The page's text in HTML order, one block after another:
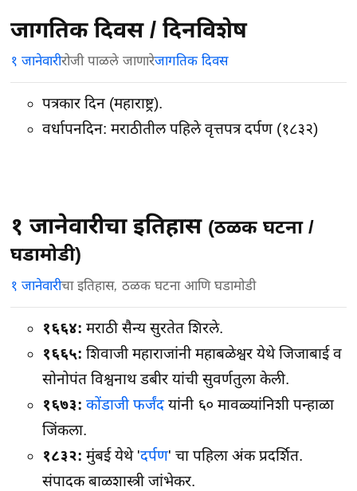
जागतिक दिवस / दिनविशेष
१ जानेवारीरोजी पाळले जाणारेजागतिक दिवस
पत्रकार दिन (महाराष्ट्र).
वर्धापनदिन: मराठीतील पहिले वृत्तपत्र दर्पण (१८३२)
१ जानेवारीचा इतिहास (ठळक घटना /
घडामोडी)
१ जानेवारीचा इतिहास, ठळक घटना आणि घडामोडी
१६६४: मराठी सैन्य सुरतेत शिरले.
१६६५: शिवाजी महाराजांनी महाबळेश्वर येथे जिजाबाई व
सोनोपंत विश्वनाथ डबीर यांची सुवर्णतुला केली.
१६७३: कोंडाजी फर्जंदयांनी ६० मावळ्यांनिशी पन्हाळा
जिंकला.
१८३२: मुंबई येथे 'दर्पण' चा पहिला अंक प्रदर्शित.
संपादक बाळशास्त्री जांभेकर.